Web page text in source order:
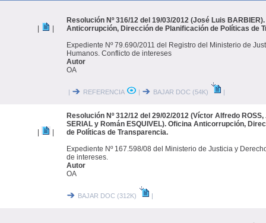
Resolución Nº 316/12 del 19/03/2012 (José Luis
Anticorrupción, Dirección de Planificación de Políticas de
Expediente Nº 79.690/2011 del Registro del Ministerio de
Humanos. Conflicto de intereses
Autor
OA
| REFERENCIA | BAJAR DOC (54K) |
Resolución Nº 312/12 del 29/02/2012 (Víctor Alfredo
SERIAL y Román ESQUIVEL). Oficina Anticorrupción,
de Políticas de Transparencia.
Expediente Nº 167.598/08 del Ministerio de Justicia y
de intereses.
Autor
OA
BAJAR DOC (312K) |